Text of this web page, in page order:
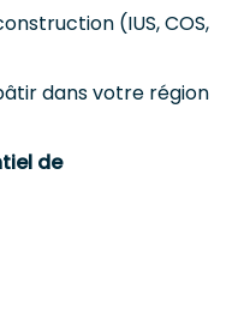
(IUS, COS,
dans votre région
de